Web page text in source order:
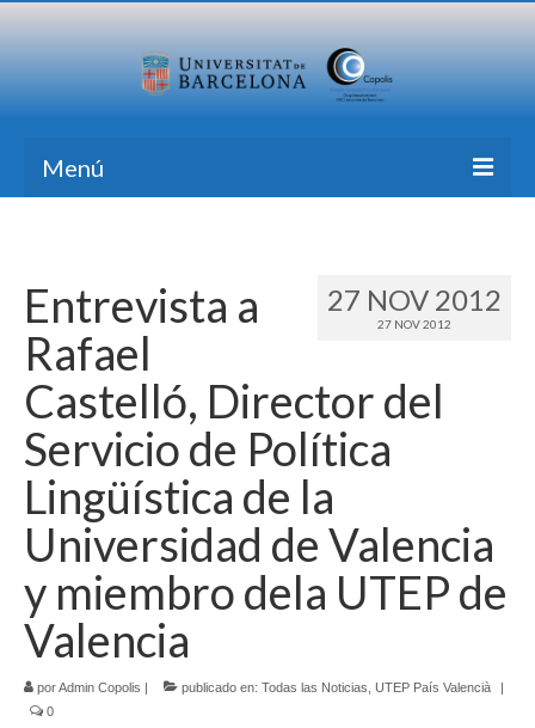
Menú
Formación
Transferencia
Publicaciones
Todas las Noticias
Contacto
Idioma:
27 NOV 2012
27 NOV 2012
Entrevista a
Rafael
Castelló, Director del
Servicio de Política
Lingüística de la
Universidad de Valencia
y miembro dela UTEP de
Valencia
porAdmin Copolis | publicado en: Todas las Noticias UTEP País Valencià
|
0